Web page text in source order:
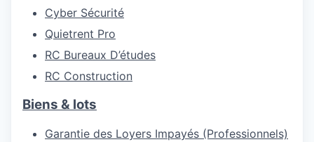
Cyber Sécurité
Quietrent Pro
RC Bureaux D’études
RC Construction
Biens & lots
Garantie des Loyers Impayés (Professionnels)